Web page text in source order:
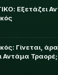
Εξετάζει
Γίνεται,
Αντάμα Τραορέ;